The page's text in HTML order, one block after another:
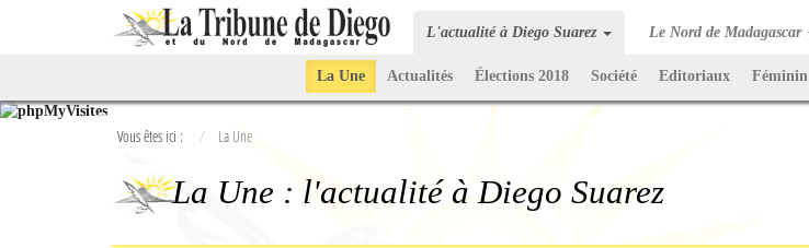
L'actualité à Diego Suarez Le Nord de Madagascar
La Une Actualités Élections 2018 Société Editoriaux Féminin
Vous êtes ici : La Une
La Une : l'actualité à Diego Suarez